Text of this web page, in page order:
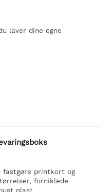
laver dine egne
printkort og
forniklede
plast